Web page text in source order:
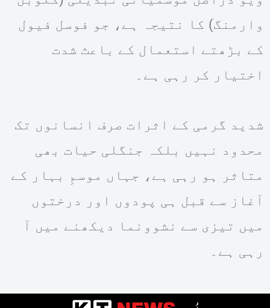
وارمنگ) کا نتیجہ ہے، جو فوسل فیول
کے بڑھتے استعمال کے باعث شدت
اختیار کر رہی ہے۔
شدید گرمی کے اثرات صرف انسانوں تک
محدود نہیں بلکہ جنگلی حیات بھی
متاثر ہو رہی ہے، جہاں موسمِ بہار کے
آغاز سے قبل ہی پودوں اور درختوں
میں تیزی سے نشوونما دیکھنے میں آ
رہی ہے۔